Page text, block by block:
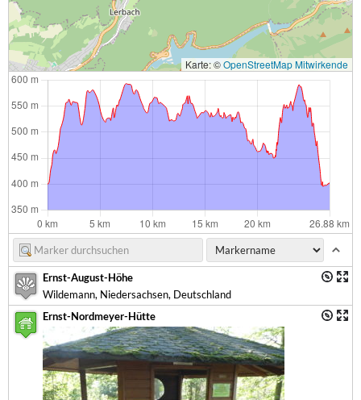
Karte: ©OpenStreetMap Mitwirkende
Ernst-August-Höhe
Wildemann, Niedersachsen, Deutschland
Ernst-Nordmeyer-Hütte